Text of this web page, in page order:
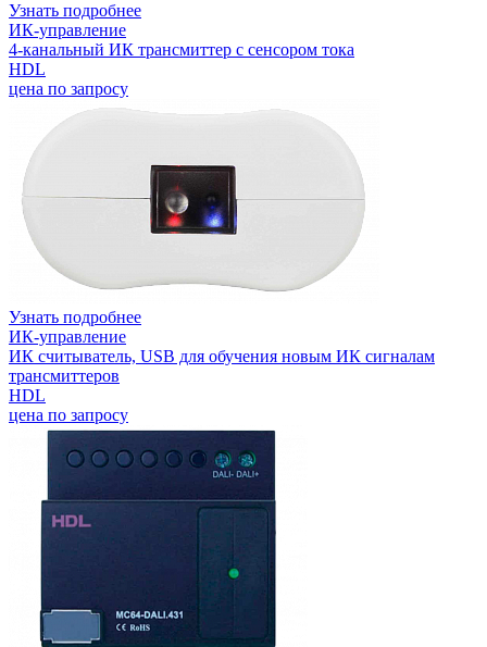
Узнать подробнее
ИК-управление
4-канальный ИК трансмиттер с сенсором тока
HDL
цена по запросу
Узнать подробнее
ИК-управление
ИК считыватель, USB для обучения новым ИК сигналам
трансмиттеров
HDL
цена по запросу